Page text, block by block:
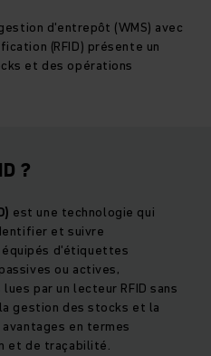
d'entrepôt (WMS) avec
(RFID) présente un
et des opérations
?
est une technologie qui
et suivre
d'étiquettes
ou actives,
par un lecteur RFID sans
gestion des stocks et la
en termes
et de traçabilité.